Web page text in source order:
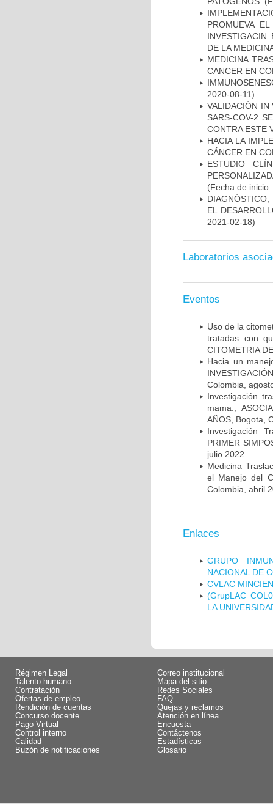
PROMUEVA
INVESTIGACIN
DE LA
MEDICINA
CANCER EN
2020-08-11)
VALIDACIÓN IN
SARS-COV-2
CONTRA ESTE
HACIA LA
CÁNCER EN
ESTUDIO
(Fecha de
EL
2021-02-18)
Laboratorios
Eventos
Uso de la
tratadas con
CITOMETRIA
Hacia un
Colombia,
Investigación
mama.;
AÑOS, Bogota,
Investigación
PRIMER
julio 2022.
Medicina
el Manejo del
Colombia, abril
Enlaces
GRUPO
NACIONAL DE
CVLAC
(GrupLAC
LA
Régimen Legal
Talento humano
Contratación
Ofertas de empleo
Rendición de cuentas
Concurso docente
Pago Virtual
Control interno
Calidad
Buzón de notificaciones
Correo institucional
Mapa del sitio
Redes Sociales
FAQ
Quejas y reclamos
Atención en línea
Encuesta
Contáctenos
Estadísticas
Glosario